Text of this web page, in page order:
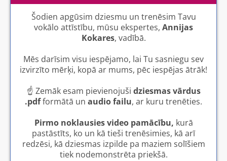
Šodien apgūsim dziesmu un trenēsim Tavu
vokālo attīstību, mūsu ekspertes, Annijas
Kokares, vadībā.
Mēs darīsim visu iespējamo, lai Tu sasniegu sev
izvirzīto mērķi, kopā ar mums, pēc iespējas ātrāk!
☝️ Zemāk esam pievienojuši dziesmas vārdus
.pdfformātā un audio failu, ar kuru trenēties.
Pirmo noklausies video pamācību, kurā
pastāstīts, ko un kā tieši trenēsimies, kā arī
redzēsi, kā dziesmas izpilde pa maziem solīšiem
tiek nodemonstrēta priekšā.